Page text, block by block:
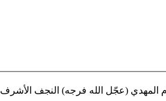
المهدي (عجّل الله فرجه) النجف الأشرف